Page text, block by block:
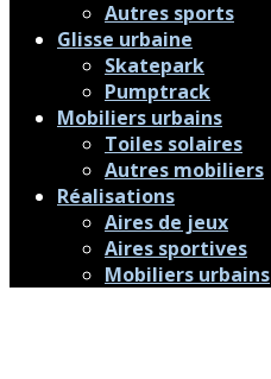
Autres sports
Glisse urbaine
Skatepark
Pumptrack
Mobiliers urbains
Toiles solaires
Autres mobiliers
Réalisations
Aires de jeux
Aires sportives
Mobiliers urbains